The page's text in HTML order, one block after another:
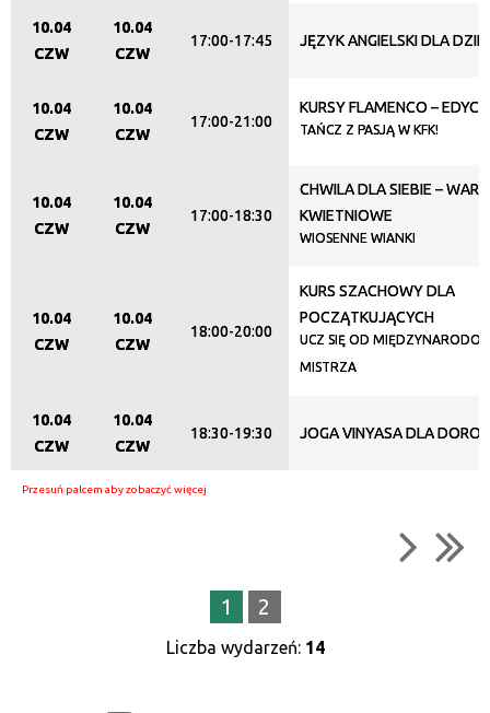
10.04
CZW
10.04
CZW
17:00-17:45 JĘZYK ANGIELSKI DLA
10.04
CZW
10.04
CZW
17:00-21:00
KURSY FLAMENCO –
TAŃCZ Z PASJĄ W KFK!
10.04
CZW
10.04
CZW
17:00-18:30
CHWILA DLA SIEBIE –
KWIETNIOWE
WIOSENNE WIANKI
10.04
CZW
10.04
CZW
18:00-20:00
KURS SZACHOWY DLA
POCZĄTKUJĄCYCH
UCZ SIĘ OD
MISTRZA
10.04
CZW
10.04
CZW
18:30-19:30 JOGA VINYASA DLA
1 2
Liczba wydarzeń: 14